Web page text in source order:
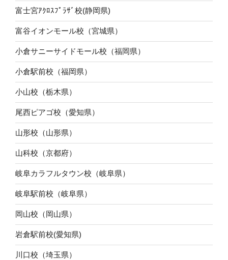
富士宮ｱｸﾛｽﾌﾟﾗｻﾞ校(静岡県)
富谷イオンモール校（宮城県）
小倉サニーサイドモール校（福岡県）
小倉駅前校（福岡県）
小山校（栃木県）
尾西ピアゴ校（愛知県）
山形校（山形県）
山科校（京都府）
岐阜カラフルタウン校（岐阜県）
岐阜駅前校（岐阜県）
岡山校（岡山県）
岩倉駅前校(愛知県)
川口校（埼玉県）